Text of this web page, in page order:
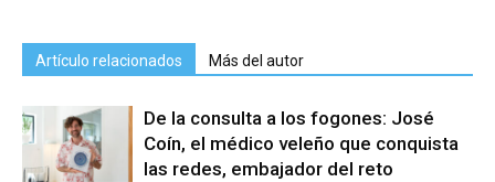
Artículo relacionados Más del autor
De la consulta a los fogones: José
Coín, el médico veleño que conquista
las redes, embajador del reto